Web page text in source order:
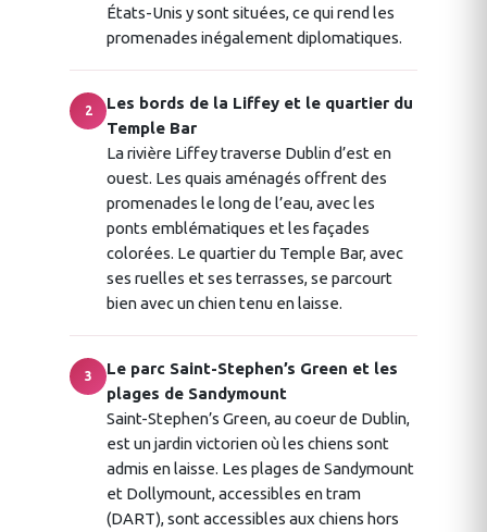
États-Unis y sont situées, ce qui rend les
promenades inégalement diplomatiques.
2
Les bords de la Liffey et le quartier du
Temple Bar
La rivière Liffey traverse Dublin d’est en
ouest. Les quais aménagés offrent des
promenades le long de l’eau, avec les
ponts emblématiques et les façades
colorées. Le quartier du Temple Bar, avec
ses ruelles et ses terrasses, se parcourt
bien avec un chien tenu en laisse.
3
Le parc Saint-Stephen’s Green et les
plages de Sandymount
Saint-Stephen’s Green, au coeur de Dublin,
est un jardin victorien où les chiens sont
admis en laisse. Les plages de Sandymount
et Dollymount, accessibles en tram
(DART), sont accessibles aux chiens hors